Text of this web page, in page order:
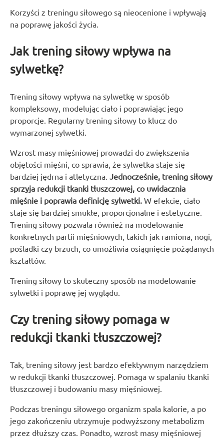
Korzyści z treningu siłowego są nieocenione i wpływają
na poprawę jakości życia.
Jak trening siłowy wpływa na
sylwetkę?
Trening siłowy wpływa na sylwetkę w sposób
kompleksowy, modelując ciało i poprawiając jego
proporcje. Regularny trening siłowy to klucz do
wymarzonej sylwetki.
Wzrost masy mięśniowej prowadzi do zwiększenia
objętości mięśni, co sprawia, że sylwetka staje się
bardziej jędrna i atletyczna. Jednocześnie, trening siłowy
sprzyja redukcji tkanki tłuszczowej, co uwidacznia
mięśnie i poprawia definicję sylwetki. W efekcie, ciało
staje się bardziej smukłe, proporcjonalne i estetyczne.
Trening siłowy pozwala również na modelowanie
konkretnych partii mięśniowych, takich jak ramiona, nogi,
pośladki czy brzuch, co umożliwia osiągnięcie pożądanych
kształtów.
Trening siłowy to skuteczny sposób na modelowanie
sylwetki i poprawę jej wyglądu.
Czy trening siłowy pomaga w
redukcji tkanki tłuszczowej?
Tak, trening siłowy jest bardzo efektywnym narzędziem
w redukcji tkanki tłuszczowej. Pomaga w spalaniu tkanki
tłuszczowej i budowaniu masy mięśniowej.
Podczas treningu siłowego organizm spala kalorie, a po
jego zakończeniu utrzymuje podwyższony metabolizm
przez dłuższy czas. Ponadto, wzrost masy mięśniowej